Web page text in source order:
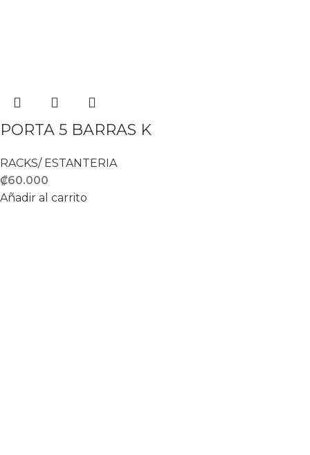
PORTA 5 BARRAS K
RACKS/ ESTANTERIA
₡60.000
Añadir al carrito